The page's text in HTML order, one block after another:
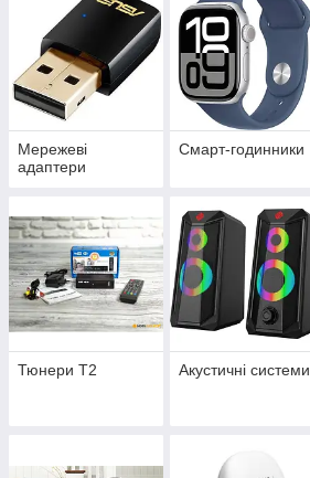
Мережеві
адаптери
Смарт-годинники
Тюнери Т2 Акустичні системи